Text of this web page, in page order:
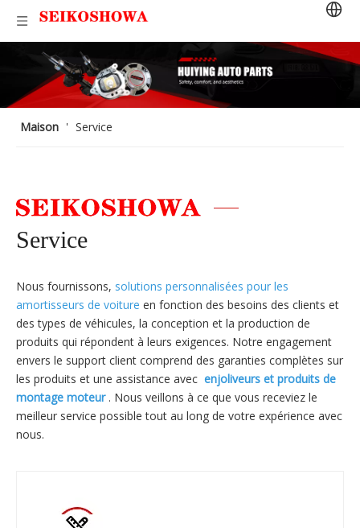
Maison ' Service
Service
Nous fournissons, solutions personnalisées pour les
amortisseurs de voiture en fonction des besoins des clients et
des types de véhicules, la conception et la production de
produits qui répondent à leurs exigences. Notre engagement
envers le support client comprend des garanties complètes sur
les produits et une assistance avec enjoliveurs et produits de
montage moteur . Nous veillons à ce que vous receviez le
meilleur service possible tout au long de votre expérience avec
nous.